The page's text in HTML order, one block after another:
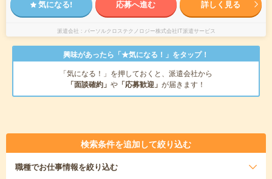
気になる! 応募へ進む 詳しく見る
派遣会社 パーソルクロステクノロジー株式会社IT派遣サービス
興味があったら「★気になる！」をタップ！
「気になる！」を押しておくと、派遣会社から
「面談確約」 や 「応募歓迎」 が届きます！
検索条件を追加して絞り込む
職種でお仕事情報を絞り込む